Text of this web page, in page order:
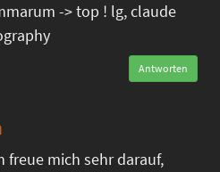
-> top ! lg, claude
Antworten
freue mich sehr darauf,